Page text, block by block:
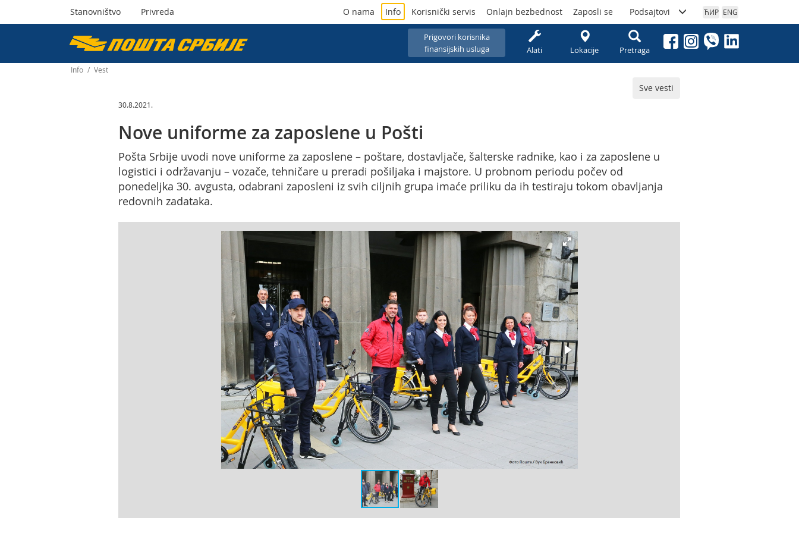
Пошта
Србије
Stanovništvo Privreda
Prigovori korisnika
finansijskih usluga
Alati Lokacije Pretraga
O nama Info Korisnički servis Onlajn bezbednost Zaposli se Podsajtovi ЋИР ENG
Info / Vest
Sve vesti
30.8.2021.
Nove uniforme za zaposlene u Pošti
Pošta Srbije uvodi nove uniforme za zaposlene – poštare, dostavljače, šalterske radnike, kao i za zaposlene u
logistici i održavanju – vozače, tehničare u preradi pošiljaka i majstore. U probnom periodu počev od
ponedeljka 30. avgusta, odabrani zaposleni iz svih ciljnih grupa imaće priliku da ih testiraju tokom obavljanja
redovnih zadataka.